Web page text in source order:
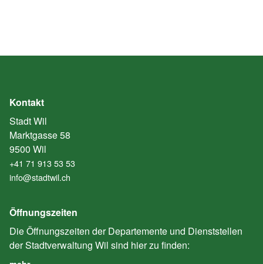
Kontakt
Stadt Wil
Marktgasse 58
9500 Wil
+41 71 913 53 53
info@stadtwil.ch
Öffnungszeiten
Die Öffnungszeiten der Departemente und Dienststellen
der Stadtverwaltung Wil sind hier zu finden: